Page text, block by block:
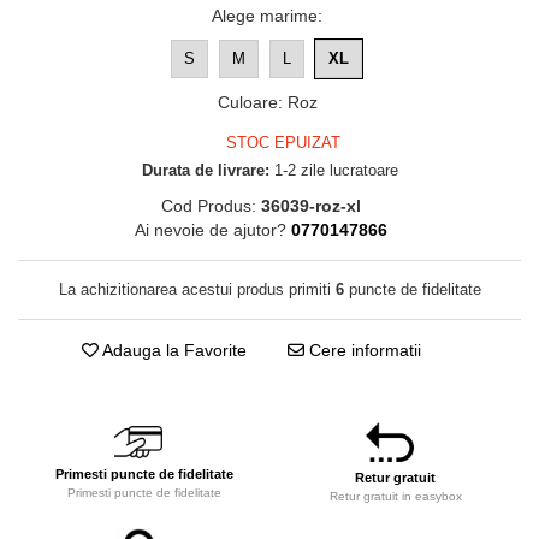
Alege marime:
S M L XL
Culoare: Roz
STOC EPUIZAT
Durata de livrare: 1-2 zile lucratoare
Cod Produs: 36039-roz-xl
Ai nevoie de ajutor? 0770147866
La achizitionarea acestui produs primiti 6puncte de fidelitate
Adauga la Favorite Cere informatii
Primesti puncte de fidelitate
Primesti puncte de fidelitate
Retur gratuit
Retur gratuit in easybox